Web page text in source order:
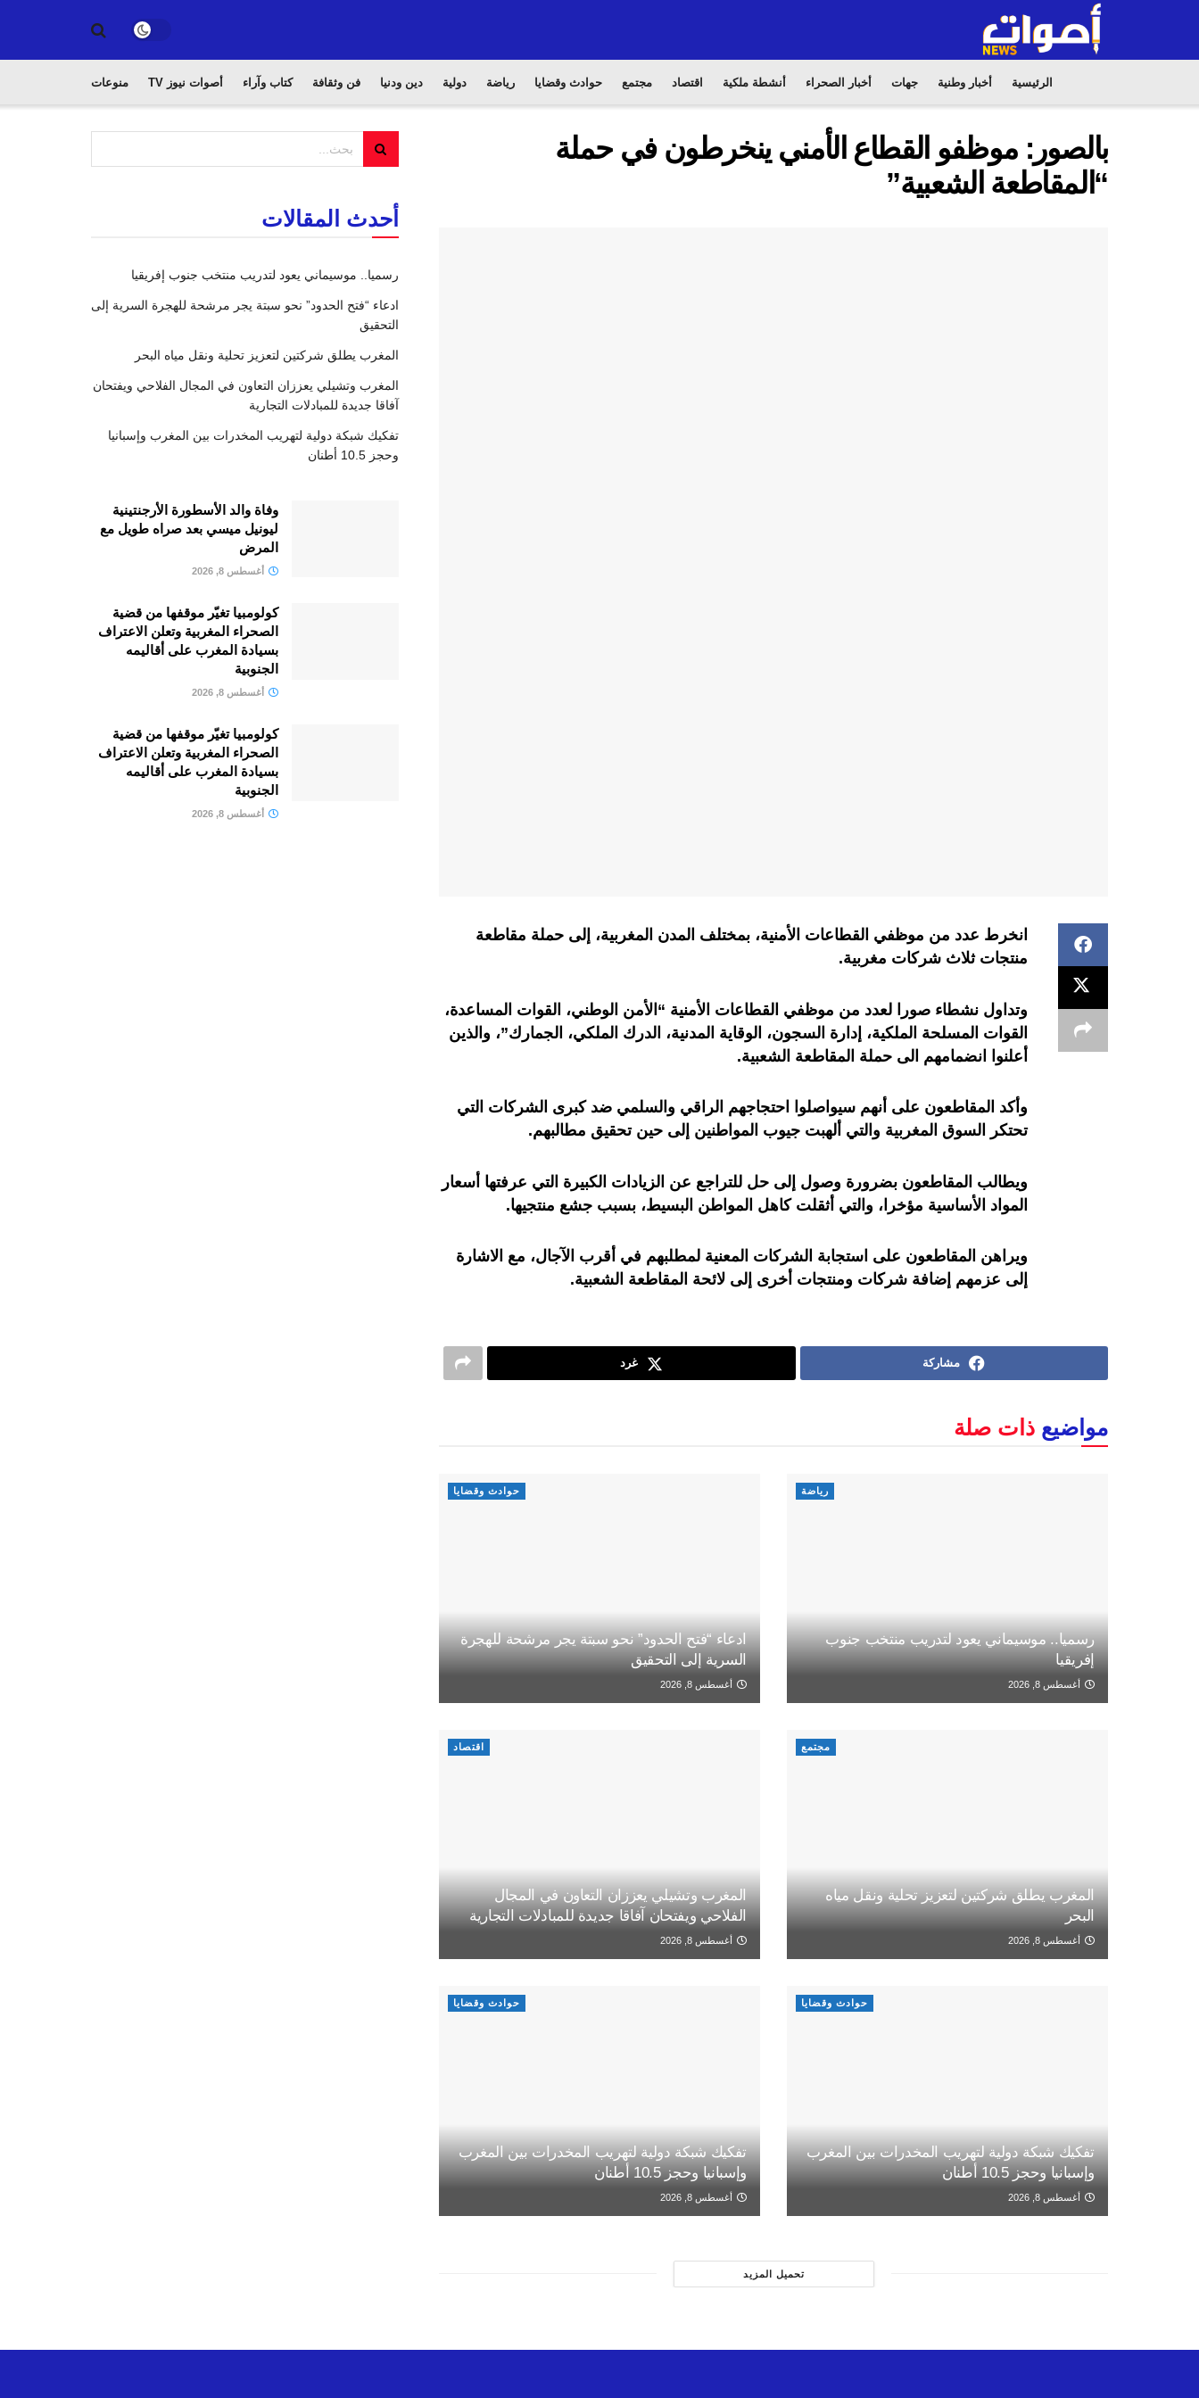
الرئيسية أخبار وطنية جهات أخبار الصحراء أنشطة ملكية اقتصاد مجتمع حوادث وقضايا رياضة دولية دين ودنيا فن وثقافة كتاب وآراء أصوات نيوز TV منوعات
بالصور: موظفو القطاع الأمني ينخرطون في حملة
“المقاطعة الشعبية”‎
انخرط عدد من موظفي القطاعات الأمنية، بمختلف المدن المغربية، إلى حملة مقاطعة
منتجات ثلاث شركات مغربية.
وتداول نشطاء صورا لعدد من موظفي القطاعات الأمنية “الأمن الوطني، القوات المساعدة،
القوات المسلحة الملكية، إدارة السجون، الوقاية المدنية، الدرك الملكي، الجمارك”، والذين
أعلنوا انضمامهم الى حملة المقاطعة الشعبية.
وأكد المقاطعون على أنهم سيواصلوا احتجاجهم الراقي والسلمي ضد كبرى الشركات التي
تحتكر السوق المغربية والتي ألهبت جيوب المواطنين إلى حين تحقيق مطالبهم.
ويطالب المقاطعون بضرورة وصول إلى حل للتراجع عن الزيادات الكبيرة التي عرفتها أسعار
المواد الأساسية مؤخرا، والتي أثقلت كاهل المواطن البسيط، بسبب جشع منتجيها.
ويراهن المقاطعون على استجابة الشركات المعنية لمطلبهم في أقرب الآجال، مع الاشارة
إلى عزمهم إضافة شركات ومنتجات أخرى إلى لائحة المقاطعة الشعبية.
مشاركة غرد
مواضيع ذات صلة
رياضة
رسميا.. موسيماني يعود لتدريب منتخب جنوب
إفريقيا
أغسطس 8, 2026
حوادث وقضايا
ادعاء “فتح الحدود” نحو سبتة يجر مرشحة للهجرة
السرية إلى التحقيق
أغسطس 8, 2026
مجتمع
المغرب يطلق شركتين لتعزيز تحلية ونقل مياه
البحر
أغسطس 8, 2026
اقتصاد
المغرب وتشيلي يعززان التعاون في المجال
الفلاحي ويفتحان آفاقا جديدة للمبادلات التجارية
أغسطس 8, 2026
حوادث وقضايا
تفكيك شبكة دولية لتهريب المخدرات بين المغرب
وإسبانيا وحجز 10.5 أطنان
أغسطس 8, 2026
حوادث وقضايا
تفكيك شبكة دولية لتهريب المخدرات بين المغرب
وإسبانيا وحجز 10.5 أطنان
أغسطس 8, 2026
تحميل المزيد
أحدث المقالات
رسميا.. موسيماني يعود لتدريب منتخب جنوب إفريقيا
ادعاء “فتح الحدود” نحو سبتة يجر مرشحة للهجرة السرية إلى
التحقيق
المغرب يطلق شركتين لتعزيز تحلية ونقل مياه البحر
المغرب وتشيلي يعززان التعاون في المجال الفلاحي ويفتحان
آفاقا جديدة للمبادلات التجارية
تفكيك شبكة دولية لتهريب المخدرات بين المغرب وإسبانيا
وحجز 10.5 أطنان
وفاة والد الأسطورة الأرجنتينية
ليونيل ميسي بعد صراه طويل مع
المرض
أغسطس 8, 2026
كولومبيا تغيّر موقفها من قضية
الصحراء المغربية وتعلن الاعتراف
بسيادة المغرب على أقاليمه
الجنوبية
أغسطس 8, 2026
كولومبيا تغيّر موقفها من قضية
الصحراء المغربية وتعلن الاعتراف
بسيادة المغرب على أقاليمه
الجنوبية
أغسطس 8, 2026